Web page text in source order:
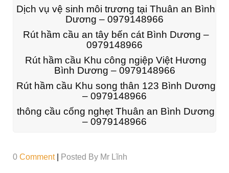
Dịch vụ vệ sinh môi trương tại Thuân an Bình
Dương – 0979148966
Rút hầm cầu an tây bến cát Bình Dương –
0979148966
Rút hầm cầu Khu công ngiệp Việt Hương
Bình Dương – 0979148966
Rút hầm cầu Khu song thân 123 Bình Dương
– 0979148966
thông cầu cống nghẹt Thuân an Bình Dương
– 0979148966
0 Comment Posted By Mr Lĩnh